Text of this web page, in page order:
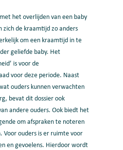
het overlijden van een baby
zich de kraamtijd zo anders
om een kraamtijd in te
geliefde baby. Het
is voor de
voor deze periode. Naast
ouders kunnen verwachten
bevat dit dossier ook
andere ouders. Ook biedt het
om afspraken te noteren
Voor ouders is er ruimte voor
en gevoelens. Hierdoor wordt